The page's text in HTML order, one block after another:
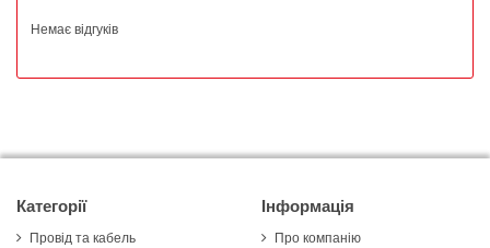
Немає відгуків
Категорії
Провід та кабель
Інформація
Про компанію